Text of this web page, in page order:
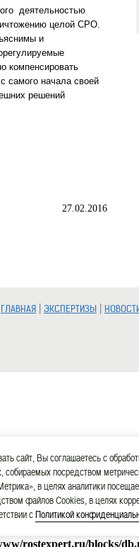
деятельностью
целой СРО.
и
компенсировать
самого начала своей
решений
27.02.2016
ГЛАВНАЯ | ЭКСПЕРТИЗЫ |
rostexpert.ru/blocks/
сайт, Вы соглашаетесь с
собираемых посредством
в целях аналитики
файлов Cookies, в целях
сПолитикой